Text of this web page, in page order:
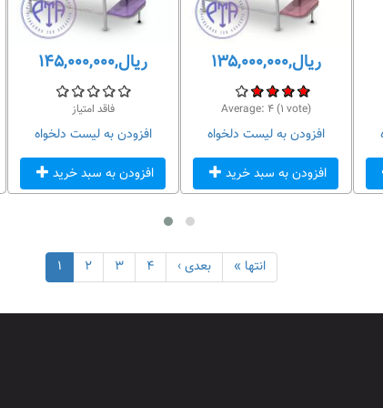
ریال,۱۴۵,۰۰۰,۰۰۰
فاقد امتیاز
افزودن به لیست دلخواه
افزودن به سبد خرید
ریال,۱۳۵,۰۰۰,۰۰۰
Average: ۴(۱ vote)
افزودن به لیست دلخواه
افزودن به سبد خرید
۱ ۲ ۳ ۴ بعدی › انتها »